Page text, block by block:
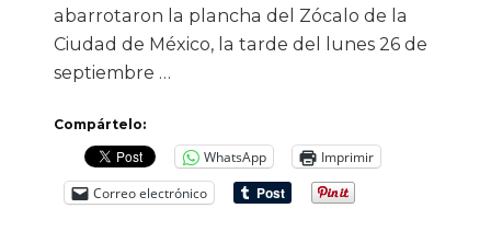
abarrotaron la plancha del Zócalo de la
Ciudad de México, la tarde del lunes 26 de
septiembre …
Compártelo:
WhatsApp
Imprimir
Correo electrónico